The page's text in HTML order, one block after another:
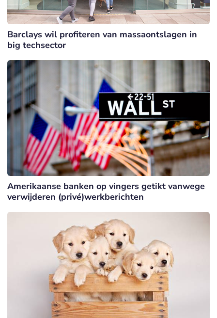
Barclays wil profiteren van massaontslagen in
big techsector
Amerikaanse banken op vingers getikt vanwege
verwijderen (privé)werkberichten